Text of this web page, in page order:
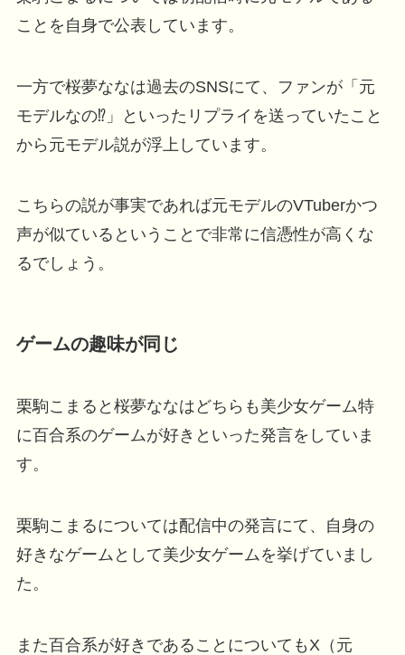
ことを自身で公表しています。
一方で桜夢ななは過去のSNSにて、ファンが「元
モデルなの⁉」といったリプライを送っていたこと
から元モデル説が浮上しています。
こちらの説が事実であれば元モデルのVTuberかつ
声が似ているということで非常に信憑性が高くな
るでしょう。
ゲームの趣味が同じ
栗駒こまると桜夢ななはどちらも美少女ゲーム特
に百合系のゲームが好きといった発言をしていま
す。
栗駒こまるについては配信中の発言にて、自身の
好きなゲームとして美少女ゲームを挙げていまし
た。
また百合系が好きであることについてもX（元